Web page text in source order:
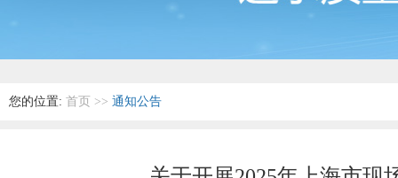
您的位置: 首页 >> 通知公告